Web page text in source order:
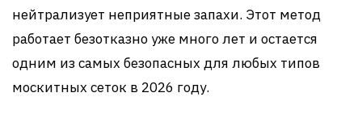
нейтрализует неприятные запахи. Этот метод
работает безотказно уже много лет и остается
одним из самых безопасных для любых типов
москитных сеток в 2026 году.